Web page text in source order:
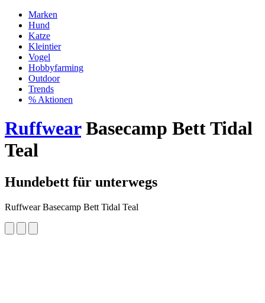
Marken
Hund
Katze
Kleintier
Vogel
Hobbyfarming
Outdoor
Trends
% Aktionen
RuffwearBasecamp Bett Tidal
Teal
Hundebett für unterwegs
Ruffwear Basecamp Bett Tidal Teal